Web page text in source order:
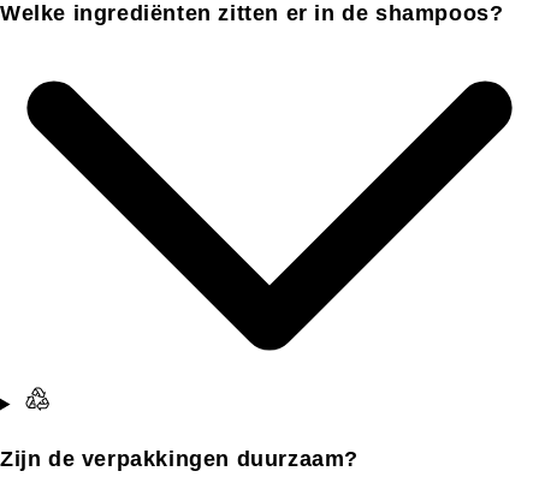
Welke ingrediënten zitten er in de shampoos?
Zijn de verpakkingen duurzaam?